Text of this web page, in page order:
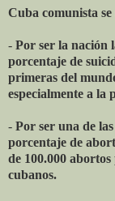
Cuba comunista
- Por ser la nación
porcentaje de
primeras del
especialmente a la
- Por ser una de
porcentaje de
de 100.000
cubanos.